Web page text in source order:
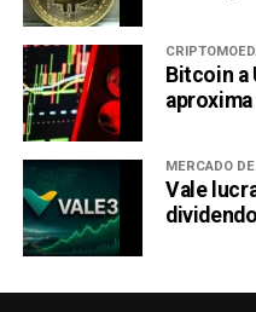
Bitcoin a
MERCADO
Vale